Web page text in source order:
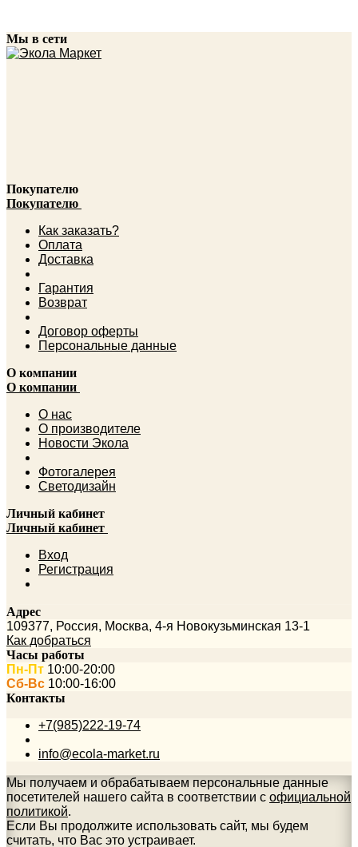
Мы в сети
Покупателю
Покупателю
Как заказать?
Оплата
Доставка
Гарантия
Возврат
Договор оферты
Персональные данные
О компании
О компании
О нас
О производителе
Новости Экола
Фотогалерея
Светодизайн
Личный кабинет
Личный кабинет
Вход
Регистрация
Адрес
109377, Россия, Москва, 4-я Новокузьминская 13-1
Как добраться
Часы работы
Пн-Пт 10:00-20:00
Сб-Вс 10:00-16:00
Контакты
+7(985)222-19-74
info@ecola-market.ru
Мы получаем и обрабатываем персональные данные
посетителей нашего сайта в соответствии с официальной
политикой.
Если Вы продолжите использовать сайт, мы будем
считать, что Вас это устраивает.